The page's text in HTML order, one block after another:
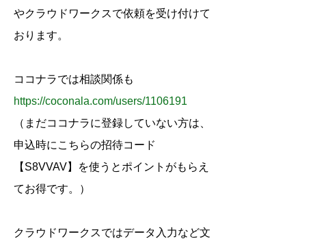
やクラウドワークスで依頼を受け付けて
おります。
ココナラでは相談関係も
https://coconala.com/users/1106191
（まだココナラに登録していない方は、
申込時にこちらの招待コード
【S8VVAV】を使うとポイントがもらえ
てお得です。）
クラウドワークスではデータ入力など文